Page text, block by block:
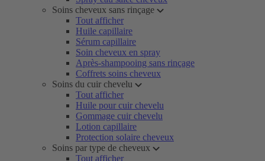
Soins cheveux sans rinçage
Tout afficher
Huile capillaire
Sérum capillaire
Soin cheveux en spray
Après-shampooing sans rinçage
Coffrets soins cheveux
Soins du cuir chevelu
Tout afficher
Huile pour cuir chevelu
Gommage cuir chevelu
Lotion capillaire
Protection solaire cheveux
Soins par type de cheveux
Tout afficher